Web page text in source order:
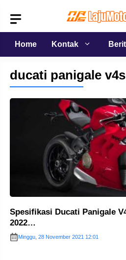
isi
Home
Kontak
ducati panigale
Spesifikasi Ducati Panigale
2022…
Minggu, 28 November 2021 12:01